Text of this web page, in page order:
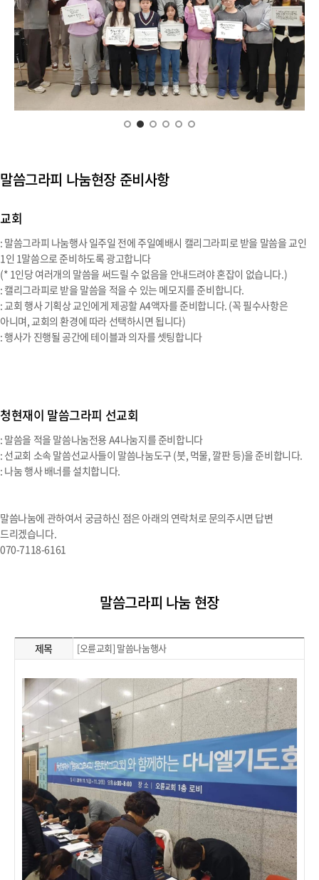
말씀그라피 나눔현장 준비사항
교회
: 말씀그라피 나눔행사 일주일 전에 주일예배시 캘리그라피로 받을 말씀을 교인
1인 1말씀으로 준비하도록 광고합니다
(* 1인당 여러개의 말씀을 써드릴 수 없음을 안내드려야 혼잡이 없습니다.)
: 캘리그라피로 받을 말씀을 적을 수 있는 메모지를 준비합니다.
: 교회 행사 기획상 교인에게 제공할 A4액자를 준비합니다. (꼭 필수사항은
아니며, 교회의 환경에 따라 선택하시면 됩니다)
: 행사가 진행될 공간에 테이블과 의자를 셋팅합니다
청현재이 말씀그라피 선교회
: 말씀을 적을 말씀나눔전용 A4나눔지를 준비합니다
: 선교회 소속 말씀선교사들이 말씀나눔도구 (붓, 먹물, 깔판 등)을 준비합니다.
: 나눔 행사 배너를 설치합니다.
말씀나눔에 관하여서 궁금하신 점은 아래의 연락처로 문의주시면 답변
드리겠습니다.
070-7118-6161
말씀그라피 나눔 현장
제목 [오륜교회] 말씀나눔행사